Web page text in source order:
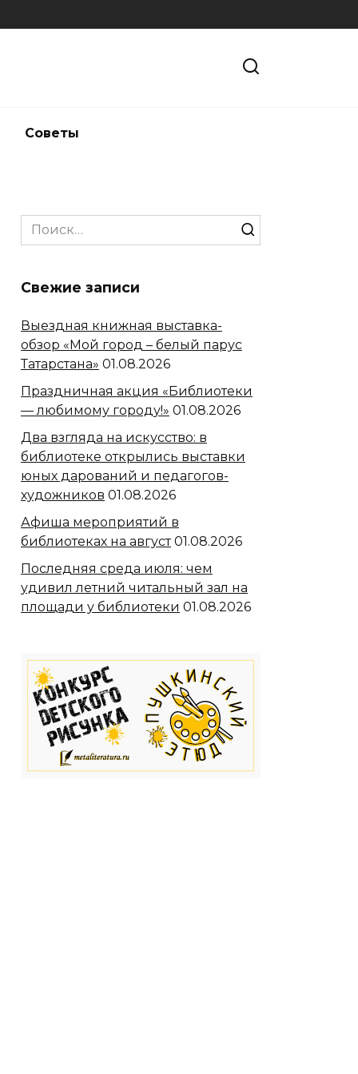
Советы
Search
for:
Свежие записи
Выездная книжная выставка-
обзор «Мой город – белый парус
Татарстана» 01.08.2026
Праздничная акция «Библиотеки
— любимому городу!» 01.08.2026
Два взгляда на искусство: в
библиотеке открылись выставки
юных дарований и педагогов-
художников 01.08.2026
Афиша мероприятий в
библиотеках на август 01.08.2026
Последняя среда июля: чем
удивил летний читальный зал на
площади у библиотеки 01.08.2026